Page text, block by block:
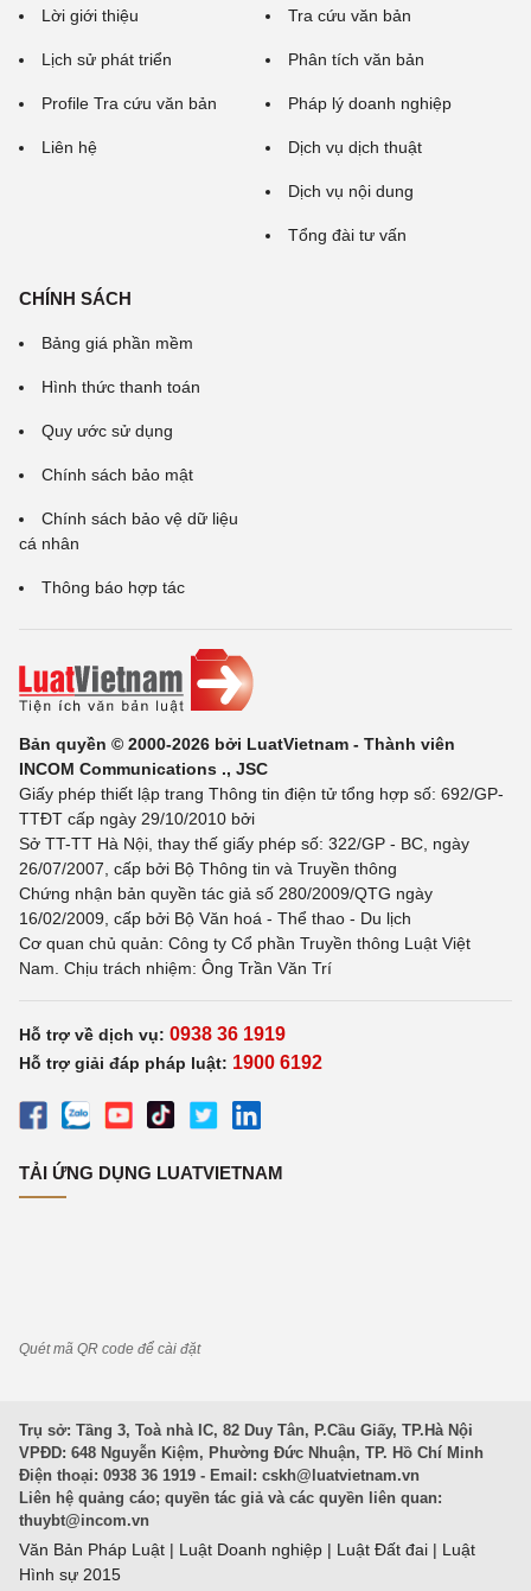
Lời giới thiệu
Lịch sử phát triển
Profile Tra cứu văn bản
Liên hệ
Tra cứu văn bản
Phân tích văn bản
Pháp lý doanh nghiệp
Dịch vụ dịch thuật
Dịch vụ nội dung
Tổng đài tư vấn
CHÍNH SÁCH
Bảng giá phần mềm
Hình thức thanh toán
Quy ước sử dụng
Chính sách bảo mật
Chính sách bảo vệ dữ liệu
cá nhân
Thông báo hợp tác
Bản quyền © 2000-2026 bởi LuatVietnam - Thành viên
INCOM Communications ., JSC
Giấy phép thiết lập trang Thông tin điện tử tổng hợp số: 692/GP-
TTĐT cấp ngày 29/10/2010 bởi
Sở TT-TT Hà Nội, thay thế giấy phép số: 322/GP - BC, ngày
26/07/2007, cấp bởi Bộ Thông tin và Truyền thông
Chứng nhận bản quyền tác giả số 280/2009/QTG ngày
16/02/2009, cấp bởi Bộ Văn hoá - Thể thao - Du lịch
Cơ quan chủ quản: Công ty Cổ phần Truyền thông Luật Việt
Nam. Chịu trách nhiệm: Ông Trần Văn Trí
Hỗ trợ về dịch vụ: 0938 36 1919
Hỗ trợ giải đáp pháp luật: 1900 6192
TẢI ỨNG DỤNG LUATVIETNAM
Quét mã QR code để cài đặt
Trụ sở: Tầng 3, Toà nhà IC, 82 Duy Tân, P.Cầu Giấy, TP.Hà Nội
VPĐD: 648 Nguyễn Kiệm, Phường Đức Nhuận, TP. Hồ Chí Minh
Điện thoại: 0938 36 1919 - Email: cskh@luatvietnam.vn
Liên hệ quảng cáo; quyền tác giả và các quyền liên quan:
thuybt@incom.vn
Văn Bản Pháp Luật | Luật Doanh nghiệp | Luật Đất đai | Luật
Hình sự 2015